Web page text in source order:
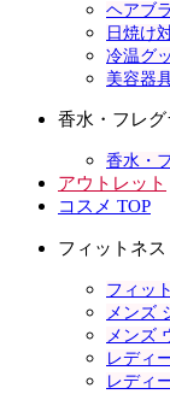
ヘアブ
日焼け
冷温グ
美容器
香水・フレグ
香水・
アウトレット
コスメ TOP
フィットネ
フィッ
メンズ
メンズ
レディ
レディ